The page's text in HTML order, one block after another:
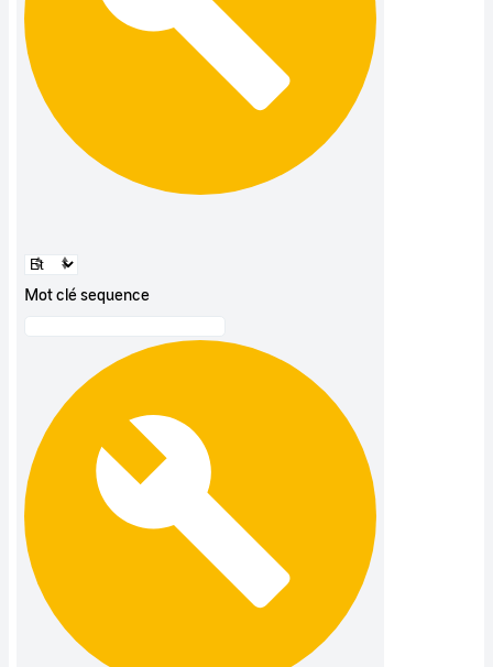
Mot clé sequence